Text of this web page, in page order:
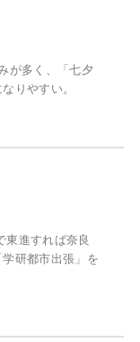
が多く、「七夕
りやすい。
東進すれば奈良
研都市出張」を